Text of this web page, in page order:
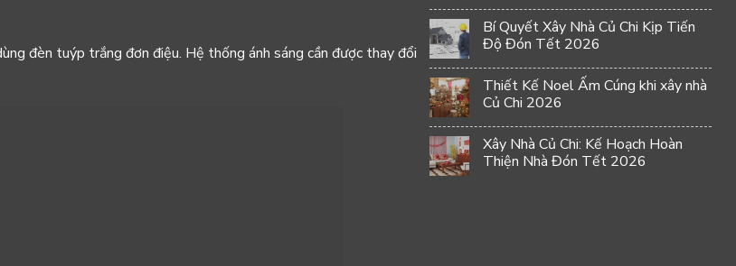
đèn tuýp trắng đơn điệu. Hệ thống ánh sáng cần được thay đổi
Bí Quyết Xây Nhà Củ Chi Kịp Tiến
Độ Đón Tết 2026
Thiết Kế Noel Ấm Cúng khi xây nhà
Củ Chi 2026
Xây Nhà Củ Chi: Kế Hoạch Hoàn
Thiện Nhà Đón Tết 2026